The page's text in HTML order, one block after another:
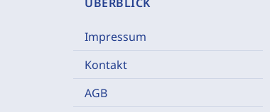
Impressum
Kontakt
AGB